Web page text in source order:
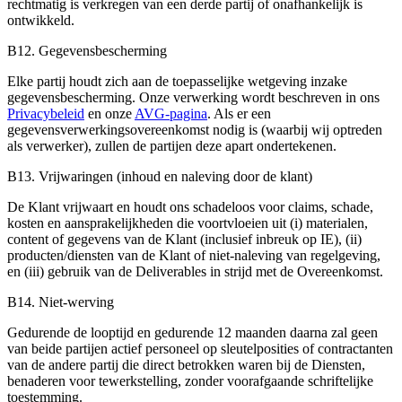
rechtmatig is verkregen van een derde partij of onafhankelijk is
ontwikkeld.
B12. Gegevensbescherming
Elke partij houdt zich aan de toepasselijke wetgeving inzake
gegevensbescherming. Onze verwerking wordt beschreven in ons
Privacybeleid en onze AVG-pagina. Als er een
gegevensverwerkingsovereenkomst nodig is (waarbij wij optreden
als verwerker), zullen de partijen deze apart ondertekenen.
B13. Vrijwaringen (inhoud en naleving door de klant)
De Klant vrijwaart en houdt ons schadeloos voor claims, schade,
kosten en aansprakelijkheden die voortvloeien uit (i) materialen,
content of gegevens van de Klant (inclusief inbreuk op IE), (ii)
producten/diensten van de Klant of niet-naleving van regelgeving,
en (iii) gebruik van de Deliverables in strijd met de Overeenkomst.
B14. Niet-werving
Gedurende de looptijd en gedurende 12 maanden daarna zal geen
van beide partijen actief personeel op sleutelposities of contractanten
van de andere partij die direct betrokken waren bij de Diensten,
benaderen voor tewerkstelling, zonder voorafgaande schriftelijke
toestemming.